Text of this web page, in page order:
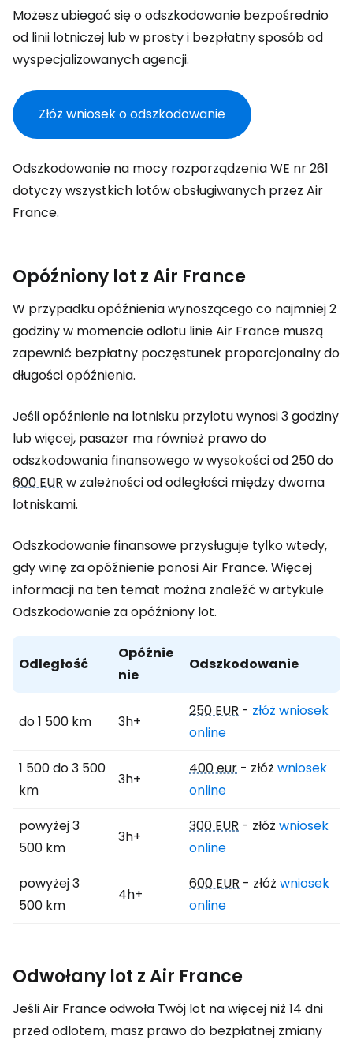
Możesz ubiegać się o odszkodowanie bezpośrednio
od linii lotniczej lub w prosty i bezpłatny sposób od
wyspecjalizowanych agencji.
Złóż wniosek o odszkodowanie
Odszkodowanie na mocy rozporządzenia WE nr 261
dotyczy wszystkich lotów obsługiwanych przez Air
France.
Opóźniony lot z Air France
W przypadku opóźnienia wynoszącego co najmniej 2
godziny w momencie odlotu linie Air France muszą
zapewnić bezpłatny poczęstunek proporcjonalny do
długości opóźnienia.
Jeśli opóźnienie na lotnisku przylotu wynosi 3 godziny
lub więcej, pasażer ma również prawo do
odszkodowania finansowego w wysokości od 250 do
600 EURw zależności od odległości między dwoma
lotniskami.
Odszkodowanie finansowe przysługuje tylko wtedy,
gdy winę za opóźnienie ponosi Air France. Więcej
informacji na ten temat można znaleźć w artykule
Odszkodowanie za opóźniony lot.
Odległość
Opóźnie
nie
Odszkodowanie
do 1 500 km 3h+
250 EUR - złóż wniosek
online
1 500 do 3 500
km
3h+
400 eur - złóż wniosek
online
powyżej 3
500 km
3h+
300 EUR - złóż wniosek
online
powyżej 3
500 km
4h+
600 EUR - złóż wniosek
online
Odwołany lot z Air France
Jeśli Air France odwoła Twój lot na więcej niż 14 dni
przed odlotem, masz prawo do bezpłatnej zmiany